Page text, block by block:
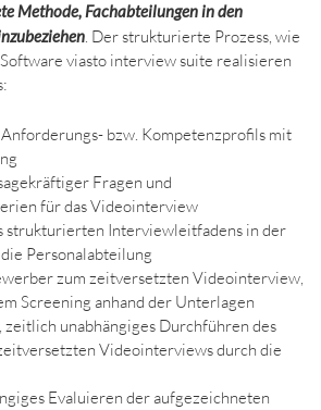
Methode, Fachabteilungen in den
. Der strukturierte Prozess, wie
viasto interview suite realisieren
bzw. Kompetenzprofils mit
Fragen und
für das Videointerview
strukturierten Interviewleitfadens in der
Personalabteilung
zum zeitversetzten Videointerview,
Screening anhand der Unterlagen
zeitlich unabhängiges Durchführen des
Videointerviews durch die
Evaluieren der aufgezeichneten